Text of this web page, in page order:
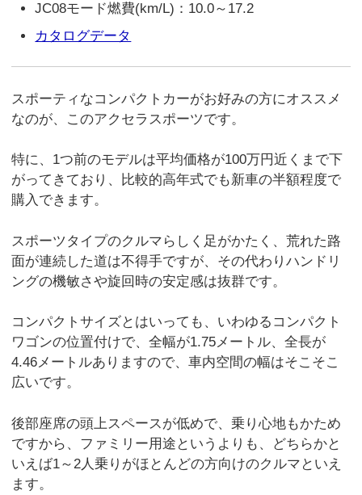
JC08モード燃費(km/L)：10.0～17.2
カタログデータ
スポーティなコンパクトカーがお好みの方にオススメ
なのが、このアクセラスポーツです。
特に、1つ前のモデルは平均価格が100万円近くまで下
がってきており、比較的高年式でも新車の半額程度で
購入できます。
スポーツタイプのクルマらしく足がかたく、荒れた路
面が連続した道は不得手ですが、その代わりハンドリ
ングの機敏さや旋回時の安定感は抜群です。
コンパクトサイズとはいっても、いわゆるコンパクト
ワゴンの位置付けで、全幅が1.75メートル、全長が
4.46メートルありますので、車内空間の幅はそこそこ
広いです。
後部座席の頭上スペースが低めで、乗り心地もかため
ですから、ファミリー用途というよりも、どちらかと
いえば1～2人乗りがほとんどの方向けのクルマといえ
ます。